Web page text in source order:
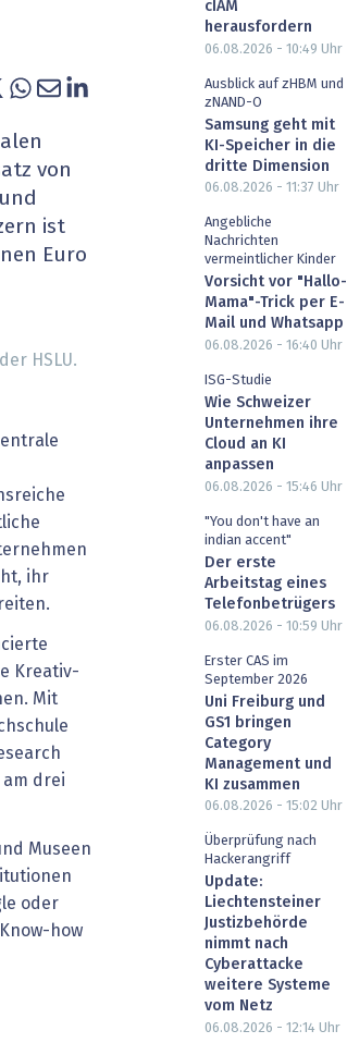
& Co.
Artificial Intelligence
Fintech & Insurtech
Professional AV & Digital Signage
von
ist
Euro
HSLU.
ihr
Kreativ-
Mit
am drei
Museen
oder
how
cIAM
herausfordern
06.08.2026 - 10:49 Uhr
Ausblick auf zHBM und
zNAND-O
Samsung geht mit
KI-Speicher in die
dritte Dimension
06.08.2026 - 11:37 Uhr
Angebliche
Nachrichten
vermeintlicher Kinder
Vorsicht vor "Hallo-
Mama"-Trick per E-
Mail und Whatsapp
06.08.2026 - 16:40 Uhr
ISG-Studie
Wie Schweizer
Unternehmen ihre
Cloud an KI
anpassen
06.08.2026 - 15:46 Uhr
"You don't have an
indian accent"
Der erste
Arbeitstag eines
Telefonbetrügers
06.08.2026 - 10:59 Uhr
Erster CAS im
September 2026
Uni Freiburg und
GS1 bringen
Category
Management und
KI zusammen
06.08.2026 - 15:02 Uhr
Überprüfung nach
Hackerangriff
Update:
Liechtensteiner
Justizbehörde
nimmt nach
Cyberattacke
weitere Systeme
vom Netz
06.08.2026 - 12:14 Uhr